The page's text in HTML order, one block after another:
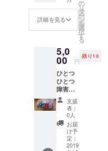
の楽しみ
コサガシの
をお迎え
し、「イイ
トコサガ
シ コミュ
ニケーショ
ンワーク
ショップ
大好き♡楽
しい♪ありが
とう！」、
けない
ものに
なりま
す。
詳細を見る
の
リ
タ
ー
ン
を
選
択
す
る
5,0
00 円
残り10
ひとつ
ひとつ
障害者
施設で
の手作
りにな
りま
す。 色
や柄な
どは、
支援
者：
0人
お届
け予
定：
2019